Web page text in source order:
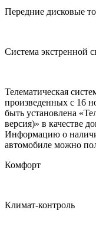
Передние дисковые
Система
Телематическая
произведенных с 16
быть установлена
версия)» в качестве
Информацию о
автомобиле можно
Комфорт
Климат-контроль